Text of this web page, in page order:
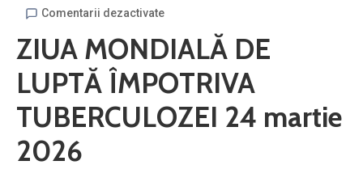
Comentarii dezactivate
ZIUA MONDIALĂ DE
LUPTĂ ÎMPOTRIVA
TUBERCULOZEI 24 martie
2026